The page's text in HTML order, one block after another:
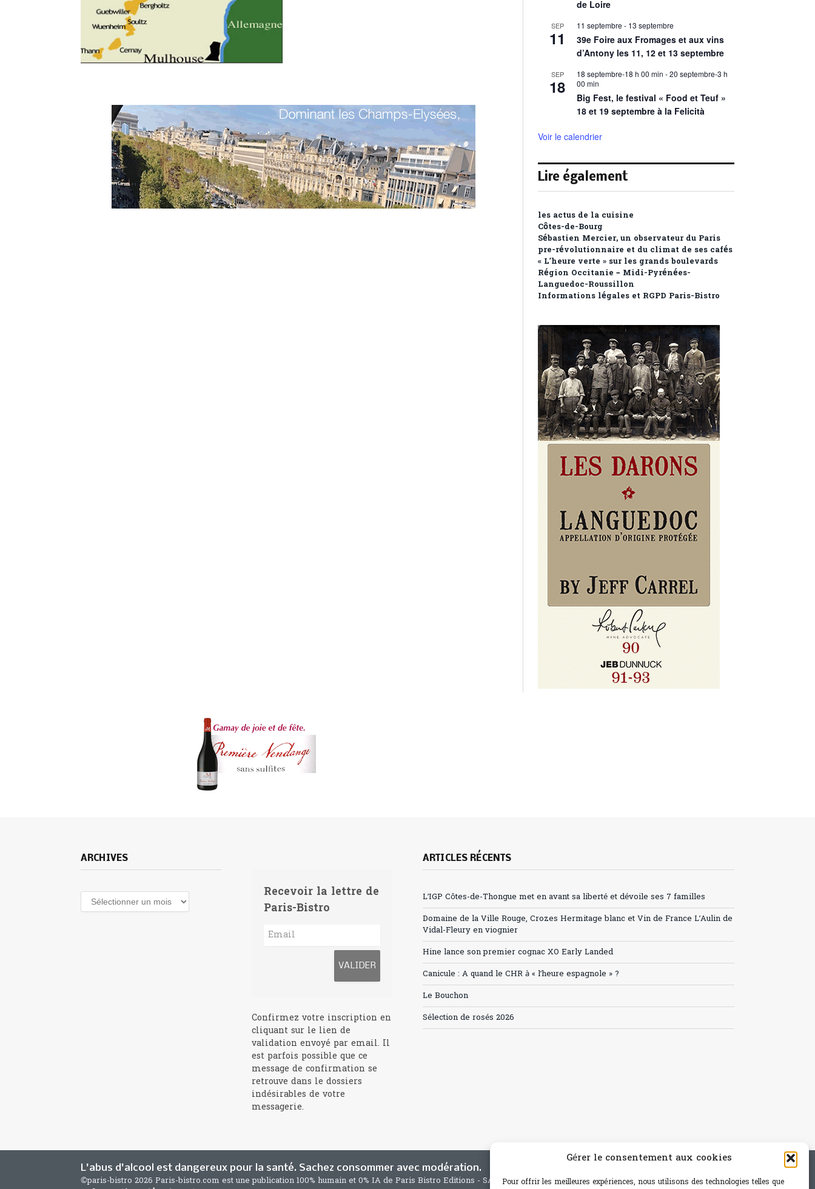
Gérer le consentement aux cookies
Pour offrir les meilleures expériences, nous utilisons des technologies telles que
de Loire
SEP
11
11 septembre - 13 septembre
39e Foire aux Fromages et aux vins
d’Antony les 11, 12 et 13 septembre
SEP
18
18 septembre-18 h 00 min -20 septembre-3 h
00 min
Big Fest, le festival « Food et Teuf »
18 et 19 septembre à la Felicità
Voir le calendrier
Lire également
les actus de la cuisine
Côtes-de-Bourg
Sébastien Mercier, un observateur du Paris
pre-révolutionnaire et du climat de ses cafés
« L’heure verte » sur les grands boulevards
Région Occitanie – Midi-Pyrénées-
Languedoc-Roussillon
Informations légales et RGPD Paris-Bistro
ARCHIVES
Recevoir la lettre de
Paris-Bistro
Confirmez votre inscription en
cliquant sur le lien de
validation envoyé par email. Il
est parfois possible que ce
message de confirmation se
retrouve dans le dossiers
indésirables de votre
messagerie.
ARTICLES RÉCENTS
L’IGP Côtes-de-Thongue met en avant sa liberté et dévoile ses 7 familles
Domaine de la Ville Rouge, Crozes Hermitage blanc et Vin de France L’Aulin de
Vidal-Fleury en viognier
Hine lance son premier cognac XO Early Landed
Canicule : A quand le CHR à « l’heure espagnole » ?
Le Bouchon
Sélection de rosés 2026
L'abus d'alcool est dangereux pour la santé. Sachez consommer avec modération.
©paris-bistro 2026 Paris-bistro.com est une publication 100% humain et 0% IA de Paris Bistro Editions - SARL de Presse - mail: contact@paris-bistro.com